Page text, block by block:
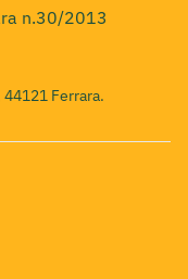
n.30/2013
Ferrara.